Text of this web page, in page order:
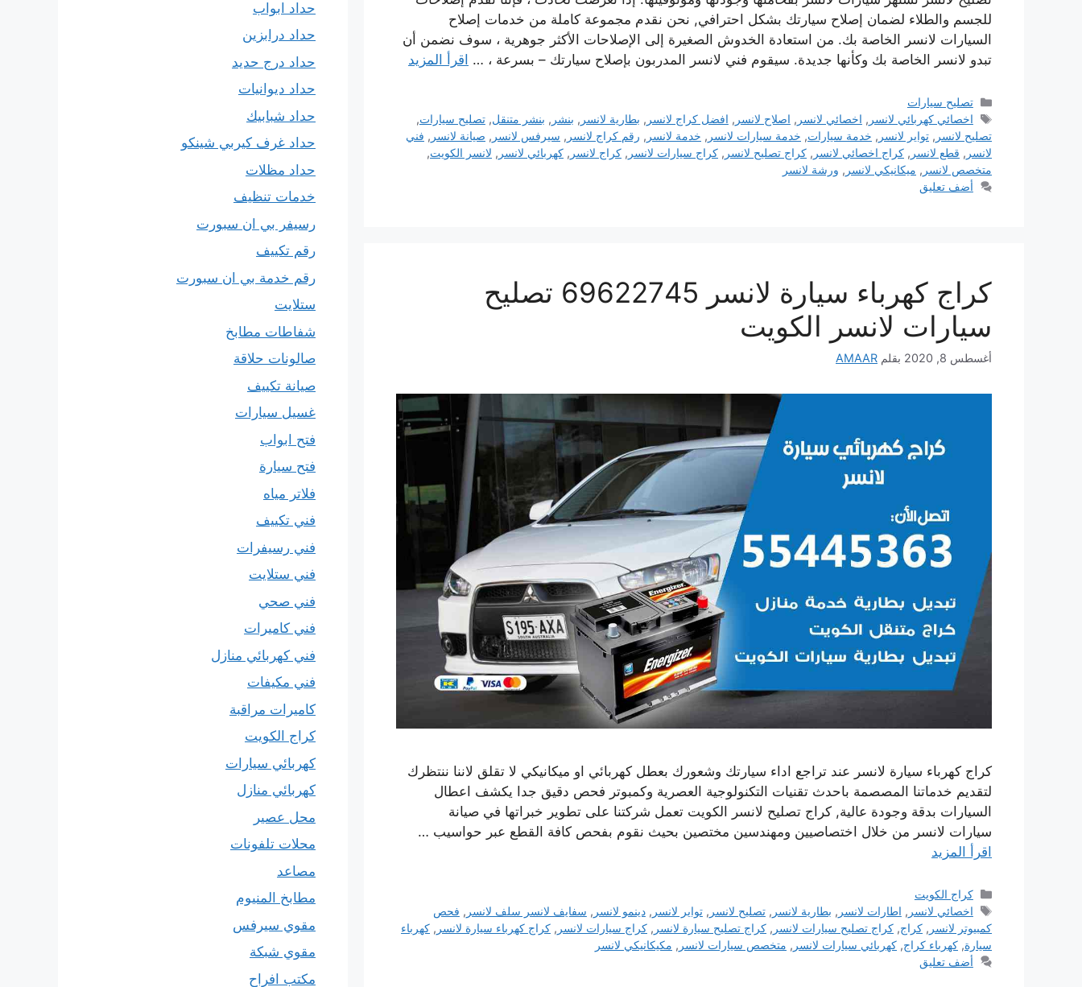
للجسم والطلاء لضمان إصلاح سيارتك بشكل احترافي, نحن نقدم مجموعة كاملة من خدمات إصلاح
السيارات لانسر الخاصة بك. من استعادة الخدوش الصغيرة إلى الإصلاحات الأكثر جوهرية ، سوف نضمن أن
تبدو لانسر الخاصة بك وكأنها جديدة. سيقوم فني لانسر المدربون بإصلاح سيارتك – بسرعة ، … اقرأ المزيد
التصنيفات
تصليح سيارات
الوسوم
اخصائي كهربائي لانسر , اخصائي لانسر , اصلاح لانسر , افضل كراج لانسر , بطارية لانسر , بنشر , بنشر متنقل,تصليح سيارات,
تصليح لانسر , تواير لانسر , خدمة سيارات, خدمة سيارات لانسر , خدمة لانسر , رقم كراج لانسر , سيرفس لانسر , صيانة لانسر , فني
لانسر , قطع لانسر , كراج اخصائي لانسر , كراج تصليح لانسر , كراج سيارات لانسر , كراج لانسر , كهربائي لانسر , لانسر الكويت,
متخصص لانسر , ميكانيكي لانسر , ورشة لانسر
أضف تعليق
كراج كهرباء سيارة لانسر 69622745 تصليح
سيارات لانسر الكويت
أغسطس 8, 2020 بقلم AMAAR
كراج كهرباء سيارة لانسر عند تراجع اداء سيارتك وشعورك بعطل كهربائي او ميكانيكي لا تقلق لاننا ننتظرك
لتقديم خدماتنا المصصمة باحدث تقنيات التكنولوجية العصرية وكمبوتر فحص دقيق جدا يكشف اعطال
السيارات بدقة وجودة عالية, كراج تصليح لانسر الكويت تعمل شركتنا على تطوير خبراتها في صيانة
سيارات لانسر من خلال اختصاصيين ومهندسين مختصين بحيث نقوم بفحص كافة القطع عبر حواسيب …
اقرأ المزيد
التصنيفات
كراج الكويت
الوسوم
اخصائي لانسر , اطارات لانسر , بطارية لانسر ,تصليح لانسر ,تواير لانسر ,دينمو لانسر , سفايف لانسر سلف لانسر , فحص
كمبيوتر لانسر , كراج, كراج تصليح سيارات لانسر , كراج تصليح سيارة لانسر , كراج سيارات لانسر , كراج كهرباء سيارة لانسر , كهرباء
سيارة, كهرباء كراج, كهربائي سيارات لانسر , متخصص سيارات لانسر , مكيكانيكي لانسر
أضف تعليق
حداد ابواب
حداد درابزين
حداد درج حديد
حداد ديوانيات
حداد شبابيك
حداد غرف كيربي شينكو
حداد مظلات
خدمات تنظيف
رسيفر بي ان سبورت
رقم تكييف
رقم خدمة بي ان سبورت
ستلايت
شفاطات مطابخ
صالونات حلاقة
صيانة تكييف
غسيل سيارات
فتح ابواب
فتح سيارة
فلاتر مياه
فني تكييف
فني رسيفرات
فني ستلايت
فني صحي
فني كاميرات
فني كهربائي منازل
فني مكيفات
كاميرات مراقبة
كراج الكويت
كهربائي سيارات
كهربائي منازل
محل عصير
محلات تلفونات
مصاعد
مطابخ المنيوم
مقوي سيرفس
مقوي شبكة
مكتب افراح